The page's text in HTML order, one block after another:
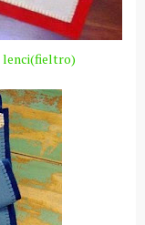
lenci(fieltro)